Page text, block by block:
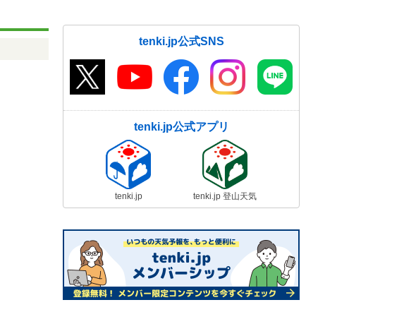
tenki.jp公式SNS
tenki.jp公式アプリ
tenki.jp tenki.jp 登山天気